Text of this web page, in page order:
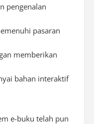
pengenalan
pasaran
memberikan
bahan interaktif
e-buku telah pun